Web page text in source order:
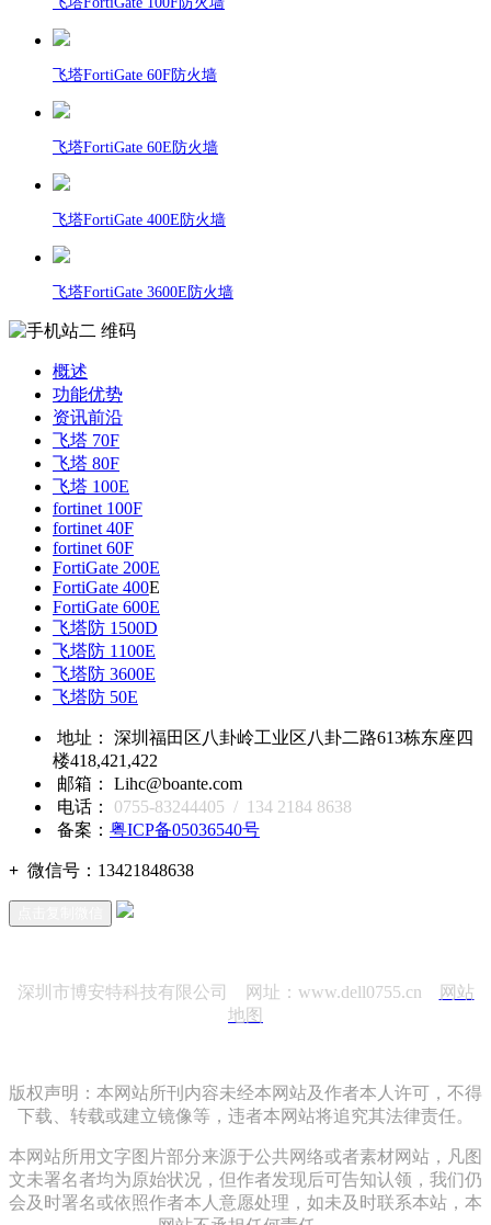
飞塔FortiGate 60F防火墙
飞塔FortiGate 60E防火墙
飞塔FortiGate 400E防火墙
飞塔FortiGate 3600E防火墙
概述
功能优势
资讯前沿
飞塔 70F
飞塔 80F
飞塔 100E
fortinet 100F
fortinet 40F
fortinet 60F
FortiGate 200E
FortiGate 400E
FortiGate 600E
飞塔防 1500D
飞塔防 1100E
飞塔防 3600E
飞塔防 50E
地址： 深圳福田区八卦岭工业区八卦二路613栋东座四
楼418,421,422
邮箱： Lihc@boante.com
电话： 0755-83244405 / 134 2184 8638
备案： 粤ICP备05036540号
+ 微信号： 13421848638
深圳市博安特科技有限公司 网址：www.dell0755.cn
网站
地图
版权声明：本网站所刊内容未经本网站及作者本人许可，不得
下载、转载或建立镜像等，违者本网站将追究其法律责任。
本网站所用文字图片部分来源于公共网络或者素材网站，凡图
文未署名者均为原始状况，但作者发现后可告知认领，我们仍
会及时署名或依照作者本人意愿处理，如未及时联系本站，本